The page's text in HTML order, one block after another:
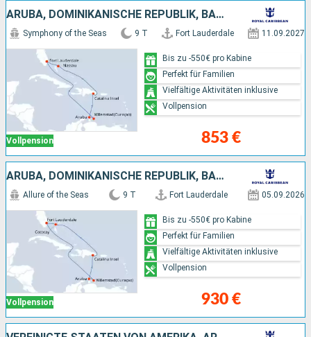
ARUBA, DOMINIKANISCHE REPUBLIK, BAHAMAS, VEREINIGTE STAATEN VON AMERIKA
Vollpension
Symphony of the Seas 9 T Fort Lauderdale 11.09.2027
853 €
Bis zu -550€ pro Kabine
Perfekt für Familien
Vielfältige Aktivitäten inklusive
Vollpension
ARUBA, DOMINIKANISCHE REPUBLIK, BAHAMAS, VEREINIGTE STAATEN VON AMERIKA
Vollpension
Allure of the Seas 9 T Fort Lauderdale 05.09.2026
930 €
Bis zu -550€ pro Kabine
Perfekt für Familien
Vielfältige Aktivitäten inklusive
Vollpension